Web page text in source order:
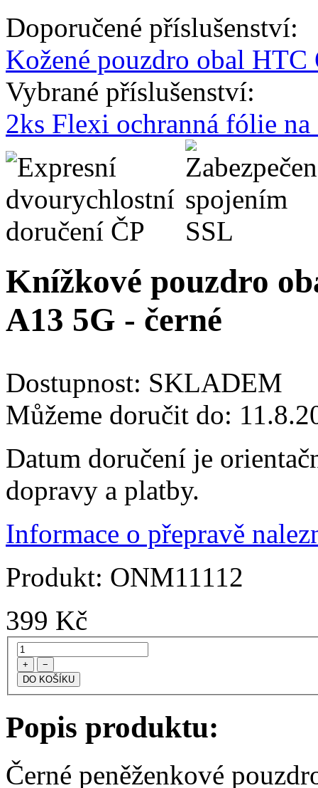
Doporučené příslušenství:
Kožené pouzdro obal HTC
Vybrané příslušenství:
2ks Flexi ochranná fólie
Knížkové pouzdro
A13 5G - černé
Dostupnost: SKLADEM
Můžeme doručit do:
Datum doručení je
dopravy a platby.
Informace o přepravě
Produkt: ONM11112
399 Kč
+ −
Popis produktu:
Černé peněženkové